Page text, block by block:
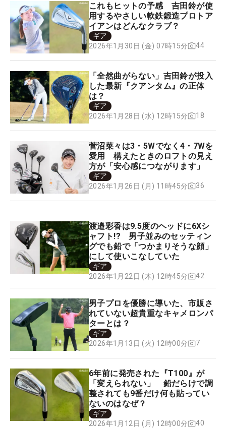
これもヒットの予感 吉田鈴が使
用するやさしい軟鉄鍛造プロトア
イアンはどんなクラブ？
ギア
2026年1月30日 (金) 07時15分
44
「全然曲がらない」吉田鈴が投入
した最新『クアンタム』の正体
は？
ギア
2026年1月28日 (水) 12時15分
18
菅沼菜々は3・5Wでなく4・7Wを
愛用 構えたときのロフトの見え
方が「安心感につながります」
ギア
2026年1月26日 (月) 11時45分
36
渡邉彩香は9.5度のヘッドに6Xシ
ャフト!? 男子並みのセッティン
グでも鉛で「つかまりそうな顔」
にして使いこなしていた
ギア
2026年1月22日 (木) 12時45分
42
男子プロを優勝に導いた、市販さ
れていない超貴重なキャメロンパ
ターとは？
ギア
2026年1月13日 (火) 12時00分
7
6年前に発売された『T100』が
「変えられない」 鉛だらけで調
整されても9番だけ何も貼ってい
ないのはなぜ？
ギア
2026年1月12日 (月) 12時00分
40